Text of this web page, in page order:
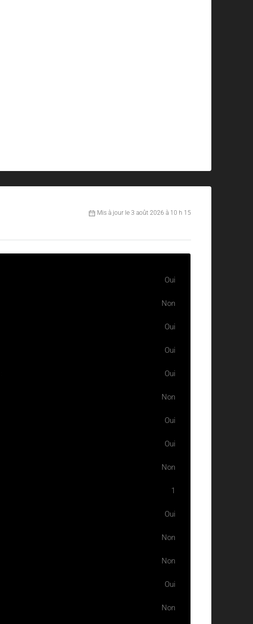
Mis à jour le 3 août 2026 à 10 h 15
Oui
Non
Oui
Oui
Oui
Non
Oui
Oui
Non
1
Oui
Non
Non
Oui
Non